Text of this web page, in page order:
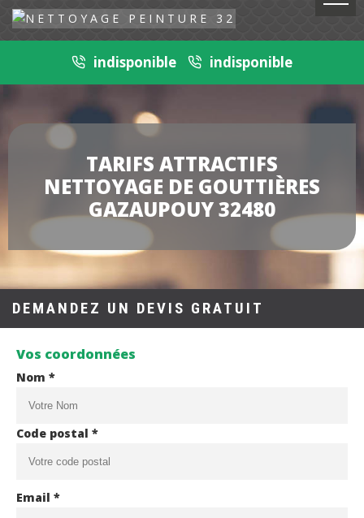
indisponible indisponible
TARIFS ATTRACTIFS
NETTOYAGE DE GOUTTIÈRES
GAZAUPOUY 32480
DEMANDEZ UN DEVIS GRATUIT
Vos coordonnées
Nom *
Code postal *
Email *